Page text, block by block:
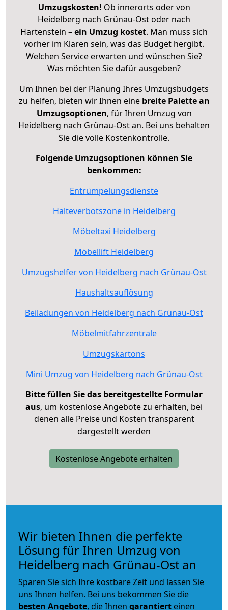
Umzugskosten! Ob innerorts oder von
Heidelberg nach Grünau-Ost oder nach
Hartenstein –ein Umzug kostet. Man muss sich
vorher im Klaren sein, was das Budget hergibt.
Welchen Service erwarten und wünschen Sie?
Was möchten Sie dafür ausgeben?
Um Ihnen bei der Planung Ihres Umzugsbudgets
zu helfen, bieten wir Ihnen eine breite Palette an
Umzugsoptionen, für Ihren Umzug von
Heidelberg nach Grünau-Ost an. Bei uns behalten
Sie die volle Kostenkontrolle.
Folgende Umzugsoptionen können Sie
benkommen:
Entrümpelungsdienste
Halteverbotszone in Heidelberg
Möbeltaxi Heidelberg
Möbellift Heidelberg
Umzugshelfer von Heidelberg nach Grünau-Ost
Haushaltsauflösung
Beiladungen von Heidelberg nach Grünau-Ost
Möbelmitfahrzentrale
Umzugskartons
Mini Umzug von Heidelberg nach Grünau-Ost
Bitte füllen Sie das bereitgestellte Formular
aus, um kostenlose Angebote zu erhalten, bei
denen alle Preise und Kosten transparent
dargestellt werden
Kostenlose Angebote erhalten
Wir bieten Ihnen die perfekte
Lösung für Ihren Umzug von
Heidelberg nach Grünau-Ost an
Sparen Sie sich Ihre kostbare Zeit und lassen Sie
uns Ihnen helfen. Bei uns bekommen Sie die
besten Angebote, die Ihnen garantiert einen